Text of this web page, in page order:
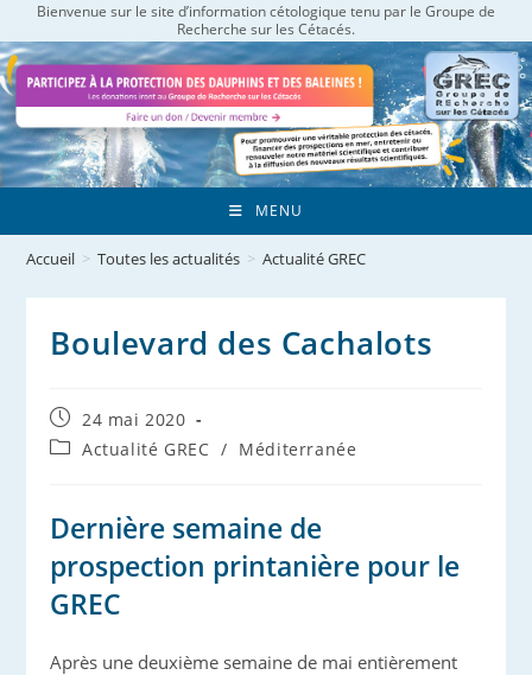
to
content
Bienvenue sur le site d’information cétologique tenu par le Groupe de
Recherche sur les Cétacés.
MENU
Accueil > Toutes les actualités > Actualité GREC
Boulevard des Cachalots
Publication
publiée :
24 mai 2020
PostActualité GREC / Méditerranée
Dernière semaine de
prospection printanière pour le
GREC
Après une deuxième semaine de mai entièrement